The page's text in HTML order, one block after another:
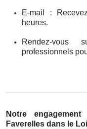
E-mail :
heures.
Rendez-
professionnels
Notre
Faverelles dans le